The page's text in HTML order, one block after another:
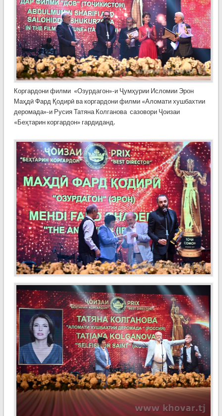
Коргардони филми «Озурдагон»-и Ҷумҳурии Исломии Эрон
Маҳдӣ Фард Қодирӣ ва коргардони филми «Аломати хушбахтии
деромада»-и Русия Татяна Колганова сазовори Ҷоизаи
«Беҳтарин коргардон» гардиданд.